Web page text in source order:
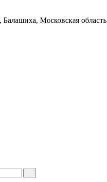
Московская область